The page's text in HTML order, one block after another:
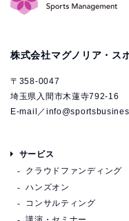
株式会社マグノリア・ス
〒358-0047
埼玉県入間市木蓮寺792-16
E-mail／
サービス
クラウドファンディング
ハンズオン
コンサルティング